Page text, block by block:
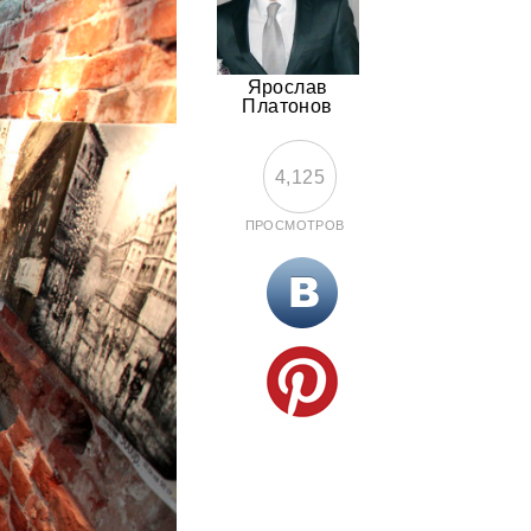
Ярослав
Платонов
4,125
ПРОСМОТРОВ